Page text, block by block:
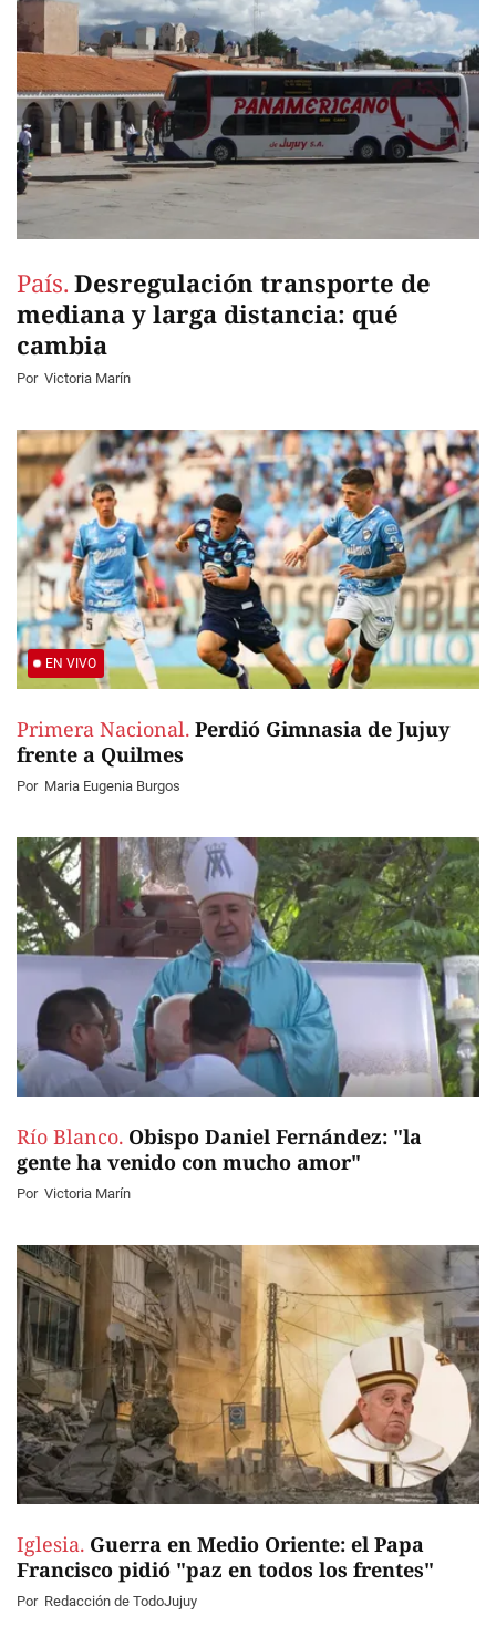
País. Desregulación transporte de
mediana y larga distancia: qué
cambia
Por Victoria Marín
EN VIVO
Primera Nacional. Perdió Gimnasia de Jujuy
frente a Quilmes
Por Maria Eugenia Burgos
Río Blanco. Obispo Daniel Fernández: "la
gente ha venido con mucho amor"
Por Victoria Marín
Iglesia. Guerra en Medio Oriente: el Papa
Francisco pidió "paz en todos los frentes"
Por Redacción de TodoJujuy